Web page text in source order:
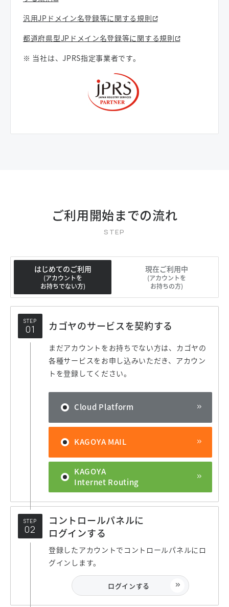
汎用JPドメイン名登録等に関する規則
都道府県型JPドメイン名登録等に関する規則
※ 当社は、JPRS指定事業者です。
ご利用開始までの流れ
はじめてのご利用
(アカウントを
お持ちでない方)
現在ご利用中
(アカウントを
お持ちの方)
STEP カゴヤのサービスを契約する
まだアカウントをお持ちでない方は、カゴヤの
各種サービスをお申し込みいただき、アカウン
トを登録してください。
Cloud Platform
KAGOYA MAIL
KAGOYA
Internet Routing
STEP
コントロールパネルに
ログインする
登録したアカウントでコントロールパネルにロ
グインします。
ログインする